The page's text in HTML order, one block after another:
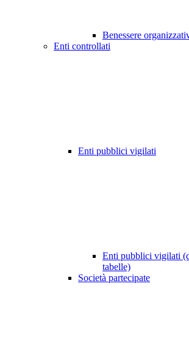
Benessere
Enti controllati
Enti pubblici vigilati
Enti pubblici vigilati
tabelle)
Società partecipate